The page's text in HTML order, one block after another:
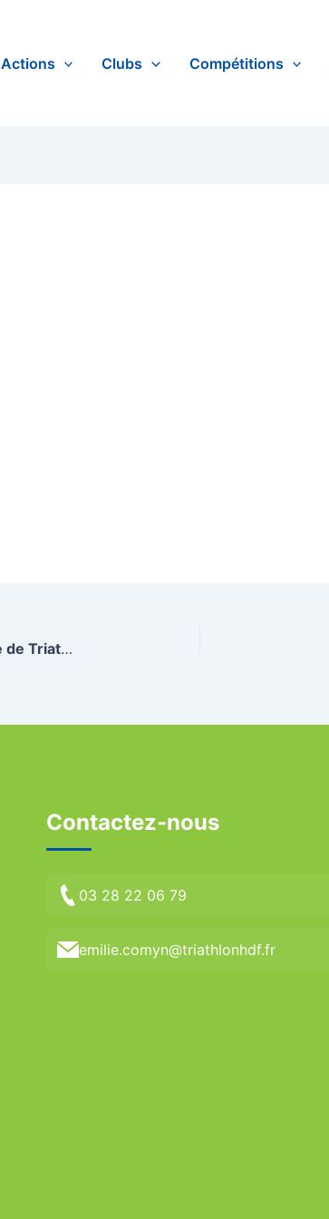
Actions Clubs Compétitions
Tableau d’honneur des Championnats de France de Triathlon
Contactez-nous
03 28 22 06 79
emilie.comyn@triathlonhdf.fr